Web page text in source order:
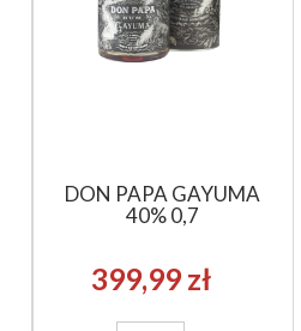
DON PAPA GAYUMA
40% 0,7
399,99 zł